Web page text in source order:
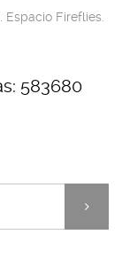
Fireflies.
583680